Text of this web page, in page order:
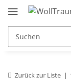
Zurück zur Liste